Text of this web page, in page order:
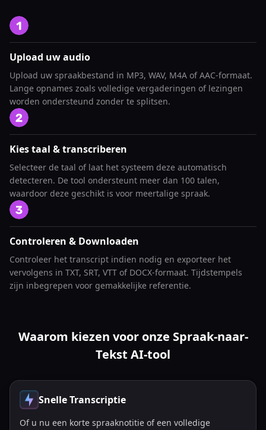
Upload uw audio
Upload uw spraakbestand in MP3, WAV, M4A of AAC-formaat.
Lange opnames zoals volledige vergaderingen of lezingen
worden ondersteund zonder te splitsen.
Kies taal & transcriberen
Selecteer de taal of laat het systeem deze automatisch
detecteren. De tool ondersteunt meer dan 100 talen,
waardoor deze geschikt is voor meertalige spraak.
Controleren & Downloaden
Controleer het transcript indien nodig en exporteer het
vervolgens in TXT, SRT, VTT of DOCX-formaat. Tijdstempels
zijn inbegrepen voor gemakkelijke referentie.
Waarom kiezen voor onze Spraak-naar-
Tekst AI-tool
Snelle Transcriptie
Of u nu een korte spraaknotitie of een volledige